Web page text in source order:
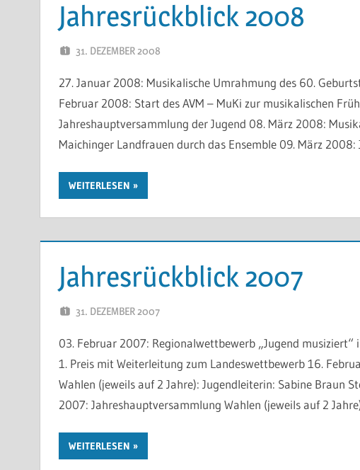
Jahresrückblick 2008
31. DEZEMBER 2008
27. Januar 2008: Musikalische Umrahmung des 60.
Februar 2008: Start des AVM – MuKi zur musikalischen
Jahreshauptversammlung der Jugend 08. März 2008:
Maichinger Landfrauen durch das Ensemble 09. März
WEITERLESEN
Jahresrückblick 2007
31. DEZEMBER 2007
03. Februar 2007: Regionalwettbewerb „Jugend
1. Preis mit Weiterleitung zum Landeswettbewerb 16.
Wahlen (jeweils auf 2 Jahre): Jugendleiterin: Sabine Braun
2007: Jahreshauptversammlung Wahlen (jeweils auf 2
WEITERLESEN